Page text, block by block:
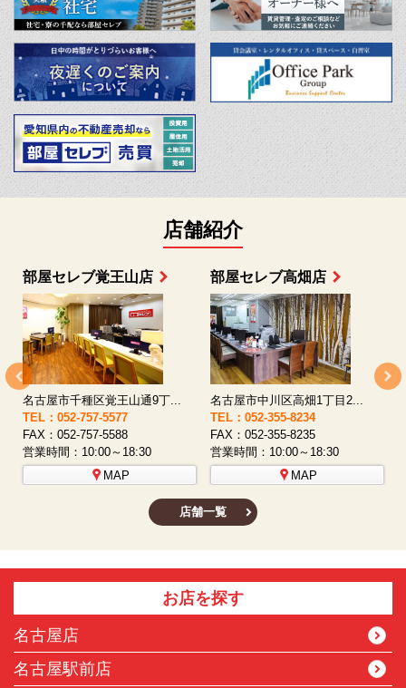
店舗紹介
部屋セレブ上小田井店
名古屋市西区八筋町277 ...
TEL：052-508-5933
FAX：052-508-5930
営業時間：10:00～18:30
MAP
部屋セレブ中村店
名古屋市中村区太閤通9-1...
TEL：052-481-0853
FAX：052-481-3587
営業時間：10:00～18:30
MAP
店舗一覧
お店を探す
名古屋店
名古屋駅前店